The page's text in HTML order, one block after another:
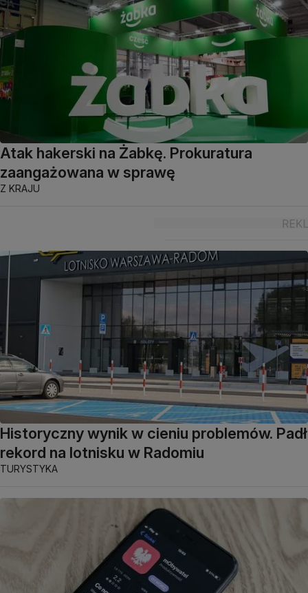
Atak hakerski na Żabkę. Prokuratura
zaangażowana w sprawę
Z KRAJU
Historyczny wynik w cieniu problemów. Padł
rekord na lotnisku w Radomiu
TURYSTYKA